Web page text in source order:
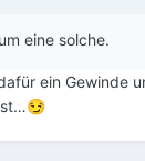
eine solche.
ein Gewinde
😏